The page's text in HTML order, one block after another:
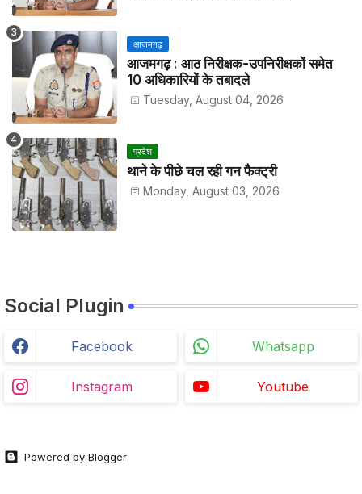
आजमगढ़
आजमगढ़ : आठ निरीक्षक-उपनिरीक्षकों समेत
10 अधिकारियों के तबादले
Tuesday, August 04, 2026
प्रदेश
थाने के पीछे चल रही गन फैक्ट्री
Monday, August 03, 2026
Social Plugin
Facebook Whatsapp
Instagram Youtube
Powered by Blogger